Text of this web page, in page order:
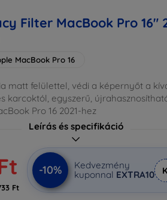
Filter MacBook Pro 16"
MacBook Pro 16
matt felülettel, védi a képernyőt a
karcoktól, egyszerű,
Pro 16 2021-hez
Leírás és specifikáció
Ft
-10%
Kedvezmény
kuponnal EXTRA10